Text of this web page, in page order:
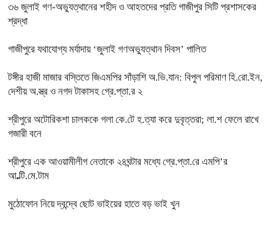
৩৬ জুলাই গণ-অভ্যুত্থানের শহীদ ও আহতদের প্রতি গাজীপুর সিটি প্রশাসকের
শ্রদ্ধা
গাজীপুরে যথাযোগ্য মর্যাদায় ‘জুলাই গণঅভ্যুত্থান দিবস’ পালিত
টঙ্গীর হাজী মাজার বস্তিতে জিএমপির সাঁড়াশি অ.ভি.যান: বিপুল পরিমাণ হি.রো.ইন,
দেশীয় অ.স্ত্র ও নগদ টাকাসহ গ্রে.প্তা.র ২
শ্রীপুরে অটোরিকশা চালককে গলা কে.টে হ.ত্যা করে দুবৃত্তরা; লা.শ ফেলে রাখে
গজারী বনে
শ্রীপুরে এক আওয়ামীলীগ নেতাকে ২৪ঘন্টার মধ্যে গ্রে.প্তা.রে এমপি’র
আ.ল্টি.মে.টাম
মুঠোফোন নিয়ে দ্বন্দ্বে ছোট ভাইয়ের হাতে বড় ভাই খুন